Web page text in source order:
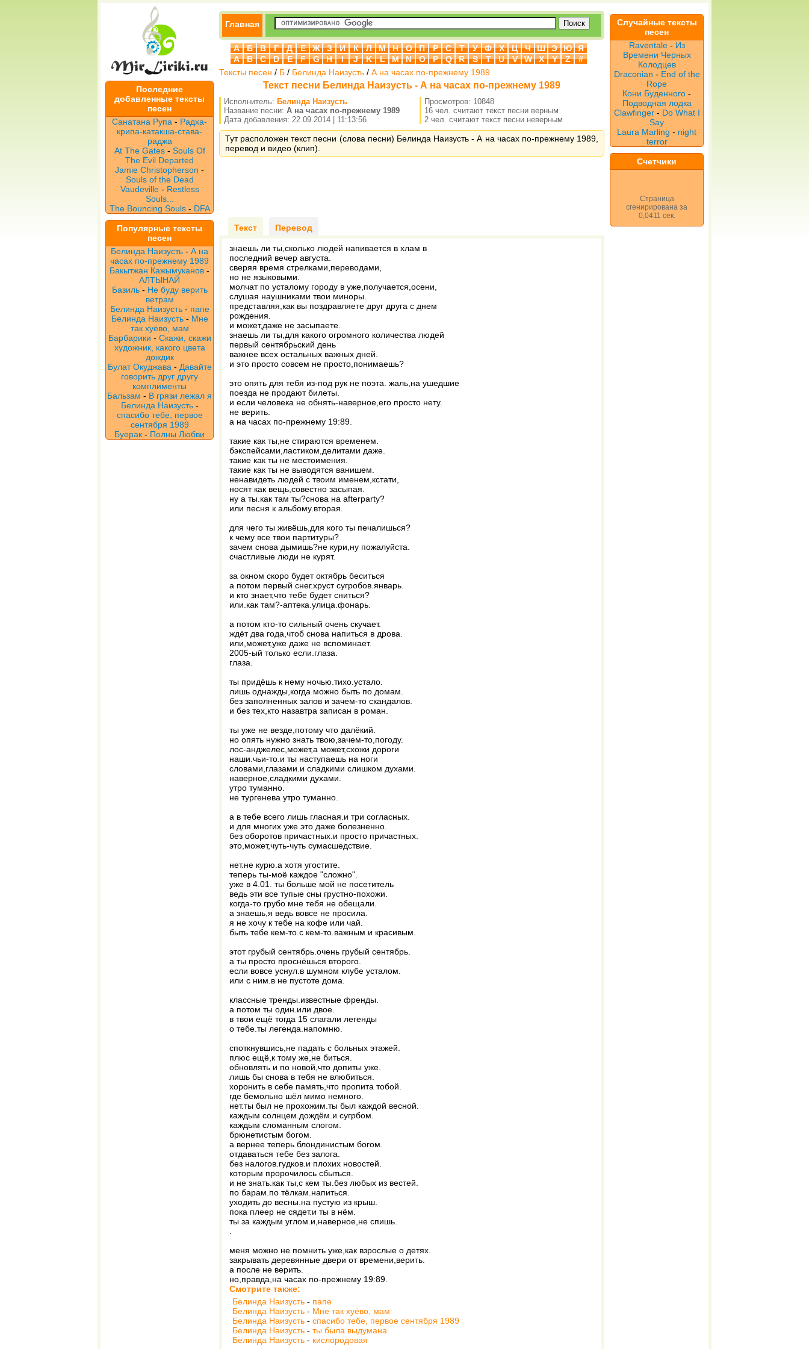
Последние
добавленные тексты
песен
Санатана Рупа - Радха-
крипа-катакша-става-
раджа
At The Gates- Souls Of
The Evil Departed
Jamie Christopherson -
Souls of the Dead
Vaudeville - Restless
Souls...
The Bouncing Souls- DFA
Популярные тексты
песен
Белинда Наизусть - А на
часах по-прежнему 1989
Бакытжан Кажымуканов -
АЛТЫНАЙ
Базиль- Не буду верить
ветрам
Белинда Наизусть- папе
Белинда Наизусть- Мне
так хуёво, мам
Барбарики - Скажи, скажи
художник, какого цвета
дождик
Булат Окуджава - Давайте
говорить друг другу
комплименты
Бальзам - В грязи лежал я
Белинда Наизусть-
спасибо тебе, первое
сентября 1989
Буерак - Полны Любви
Главная
А Б В Г Д Е Ж З И К Л М Н О П Р С Т У Ф Х Ц Ч Ш Э Ю
Я
A
B C D E F G H I J K L M N O P Q R S T U V W X Y Z
#
Тексты песен / Б / Белинда Наизусть / А на часах по-прежнему 1989
Текст песни Белинда Наизусть - А на часах по-прежнему 1989
Исполнитель: Белинда Наизусть
Название песни: А на часах по-прежнему 1989
Дата добавления: 22.09.2014 | 11:13:56
Просмотров: 10848
16 чел. считают текст песни верным
2 чел. считают текст песни неверным
Тут расположен текст песни (слова песни) Белинда Наизусть - А на часах по-прежнему 1989,
перевод и видео (клип).
Текст Перевод
знаешь ли ты,сколько людей напивается в хлам в
последний вечер августа.
сверяя время стрелками,переводами,
но не языковыми.
молчат по усталому городу в уже,получается,осени,
слушая наушниками твои миноры.
представляя,как вы поздравляете друг друга с днем
рождения.
и может,даже не засыпаете.
знаешь ли ты,для какого огромного количества людей
первый сентябрьский день
важнее всех остальных важных дней.
и это просто совсем не просто,понимаешь?
это опять для тебя из-под рук не поэта. жаль,на ушедшие
поезда не продают билеты.
и если человека не обнять-наверное,его просто нету.
не верить.
а на часах по-прежнему 19:89.
такие как ты,не стираются временем.
бэкспейсами,ластиком,делитами даже.
такие как ты не местоимения.
такие как ты не выводятся ванишем.
ненавидеть людей с твоим именем,кстати,
носят как вещь,совестно засыпая.
ну а ты.как там ты?снова на afterparty?
или песня к альбому.вторая.
для чего ты живёшь,для кого ты печалишься?
к чему все твои партитуры?
зачем снова дымишь?не кури,ну пожалуйста.
счастливые люди не курят.
за окном скоро будет октябрь беситься
а потом первый снег.хруст сугробов.январь.
и кто знает,что тебе будет сниться?
или.как там?-аптека.улица.фонарь.
а потом кто-то сильный очень скучает.
ждёт два года,чтоб снова напиться в дрова.
или,может,уже даже не вспоминает.
2005-ый только если.глаза.
глаза.
ты придёшь к нему ночью.тихо.устало.
лишь однажды,когда можно быть по домам.
без заполненных залов и зачем-то скандалов.
и без тех,кто назавтра записан в роман.
ты уже не везде,потому что далёкий.
но опять нужно знать твою,зачем-то,погоду.
лос-анджелес,может,а может,схожи дороги
наши.чьи-то.и ты наступаешь на ноги
словами,глазами.и сладкими слишком духами.
наверное,сладкими духами.
утро туманно.
не тургенева утро туманно.
а в тебе всего лишь гласная.и три согласных.
и для многих уже это даже болезненно.
без оборотов причастных.и просто причастных.
это,может,чуть-чуть сумасшедствие.
нет.не курю.а хотя угостите.
теперь ты-моё каждое "сложно".
уже в 4.01. ты больше мой не посетитель
ведь эти все тупые сны грустно-похожи.
когда-то грубо мне тебя не обещали.
а знаешь,я ведь вовсе не просила.
я не хочу к тебе на кофе или чай.
быть тебе кем-то.с кем-то.важным и красивым.
этот грубый сентябрь.очень грубый сентябрь.
а ты просто проснёшься второго.
если вовсе уснул.в шумном клубе усталом.
или с ним.в не пустоте дома.
классные тренды.известные френды.
а потом ты один.или двое.
в твои ещё тогда 15 слагали легенды
о тебе.ты легенда.напомню.
споткнувшись,не падать с больных этажей.
плюс ещё,к тому же,не биться.
обновлять и по новой,что допиты уже.
лишь бы снова в тебя не влюбиться.
хоронить в себе память,что пропита тобой.
где бемольно шёл мимо немного.
нет.ты был не прохожим.ты был каждой весной.
каждым солнцем.дождём.и сугрбом.
каждым сломанным слогом.
брюнетистым богом.
а вернее теперь блондинистым богом.
отдаваться тебе без залога.
без налогов.гудков.и плохих новостей.
которым пророчилось сбыться.
и не знать.как ты,с кем ты.без любых из вестей.
по барам.по тёлкам.напиться.
уходить до весны.на пустую из крыш.
пока плеер не сядет.и ты в нём.
ты за каждым углом.и,наверное,не спишь.
меня можно не помнить уже,как взрослые о детях.
закрывать деревянные двери от времени,верить.
а после не верить.
но,правда,на часах по-прежнему 19:89.
Смотрите также:
Белинда Наизусть - папе
Белинда Наизусть - Мне так хуёво, мам
Белинда Наизусть - спасибо тебе, первое сентября 1989
Белинда Наизусть - ты была выдумана
Белинда Наизусть - кислородовая
Случайные тексты
песен
Raventale- Из
Времени Черных
Колодцев
Draconian - End of the
Rope
Кони Буденного -
Подводная лодка
Clawfinger- Do What I
Say
Laura Marling - night
terror
Счетчики
Страница
сгенирирована за
0,0411 сек.